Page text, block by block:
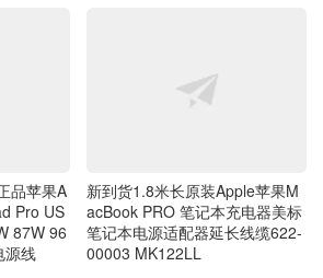
Pro US
87W 96
源线
新到货1.8米长原装Apple苹果M
acBook PRO 笔记本充电器美标
笔记本电源适配器延长线缆622-
00003 MK122LL